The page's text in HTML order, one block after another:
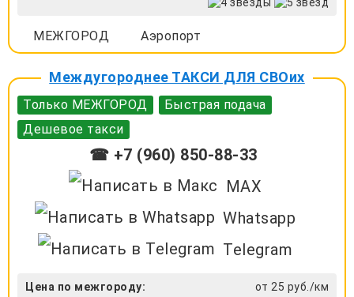
МЕЖГОРОД Аэропорт
Междугороднее ТАКСИ ДЛЯ СВОих
Только МЕЖГОРОД
Быстрая подача
Дешевое такси
☎ +7 (960) 850-88-33
MAX
Whatsapp
Telegram
Цена по межгороду: от 25 руб./км